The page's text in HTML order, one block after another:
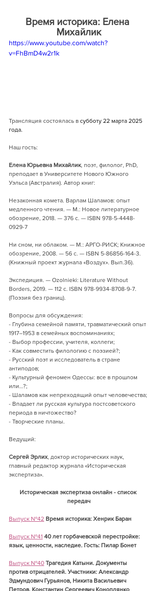
Время историка: Елена
Михайлик
https://www.youtube.com/watch?
v=FhBmD4w2r1k
Трансляция состоялась в субботу 22 марта 2025
года.
Наш гость:
Елена Юрьевна Михайлик, поэт, филолог, PhD,
преподает в Университете Нового Южного
Уэльса (Австралия). Автор книг:
Незаконная комета. Варлам Шаламов: опыт
медленного чтения. — М.: Новое литературное
обозрение, 2018. — 376 с. — ISBN 978-5-4448-
0929-7
Ни сном, ни облаком. — М.: АРГО-РИСК; Книжное
обозрение, 2008. — 56 с. — ISBN 5-86856-164-3.
(Книжный проект журнала «Воздух». Вып.36).
Экспедиция. — Ozolnieki: Literature Without
Borders, 2019. — 112 с. ISBN 978-9934-8708-9-7.
(Поэзия без границ).
Вопросы для обсуждения:
- Глубина семейной памяти, травматический опыт
1917–1953 в семейных воспоминаниях;
- Выбор профессии, учителя, коллеги;
- Как совместить филологию с поэзией?;
- Русский поэт и исследователь в стране
антиподов;
- Культурный феномен Одессы: все в прошлом
или…?;
- Шаламов как непреходящий опыт человечества;
- Впадает ли русская культура постсоветского
периода в ничтожество?
- Творческие планы.
Ведущий:
Сергей Эрлих , доктор исторических наук,
главный редактор журнала «Историческая
экспертиза».
Историческая экспертиза онлайн - список
передач
Выпуск №42 Время историка: Хенрик Баран
Выпуск №41 40 лет горбачевской перестройке:
язык, ценности, наследие. Гость: Пилар Бонет
Выпуск №40 Трагедия Катыни. Документы
против отрицателей. Участники: Александр
Эдмундович Гурьянов, Никита Васильевич
Петров, Константин Сергеевич Коноплянко